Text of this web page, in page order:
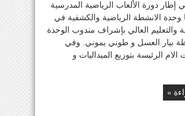
في إطار دورة الألعاب الرياضية المدرسية
وحدة الانشطة الرياضية والكشفية في
والتعليم العالي بإشراف مندوب الوحدة
بيار العسل و طوني يموني. وفي
الام الرئيسة بتوزيع الميداليات و
»